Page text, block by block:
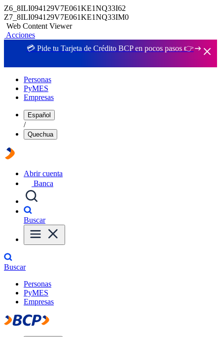
Z6_8ILI094129V7E061KE1NQ33I62
Z7_8ILI094129V7E061KE1NQ33IM0
Web Content Viewer
Acciones
💳 Pide tu Tarjeta de Crédito BCP en pocos pasos 👉
Personas
PyMES
Empresas
Español
/
Quechua
Abrir cuenta
Banca
Buscar
Buscar
Personas
PyMES
Empresas